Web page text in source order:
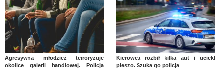
Agresywna młodzież terroryzuje
okolice galerii handlowej. Policja
Kierowca rozbił kilka aut i uciekł
pieszo. Szuka go policja